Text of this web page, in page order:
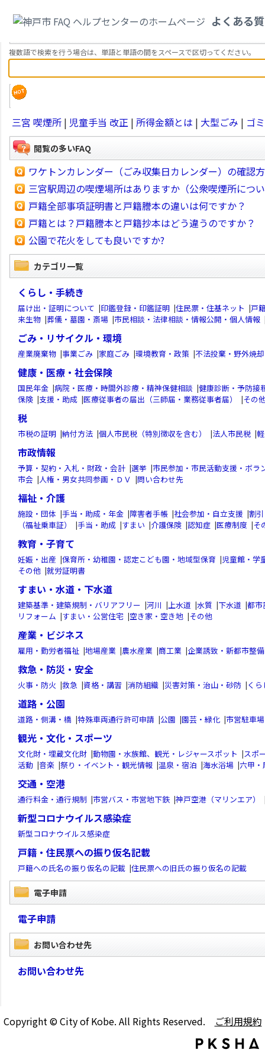
よくある
複数語で検索を行う場合は、単語と単語の間をスペースで区切ってください。
三宮 喫煙所 | 児童手当 改正 | 所得金額とは | 大型ごみ | ゴミ
閲覧の多いFAQ
ワケトンカレンダー（ごみ収集日カレンダー）の確認
三宮駅周辺の喫煙場所はありますか（公衆喫煙所につ
戸籍全部事項証明書と戸籍謄本の違いは何ですか？
戸籍とは？戸籍謄本と戸籍抄本はどう違うのですか？
公園で花火をしても良いですか?
カテゴリ一覧
くらし・手続き
届け出・証明について |印鑑登録・印鑑証明 |住民票・住基ネット |戸
来生物 |葬儀・墓園・斎場 |市民相談・法律相談・情報公開・個人情報
ごみ・リサイクル・環境
産業廃棄物 |事業ごみ |家庭ごみ |環境教育・政策 |不法投棄・野外焼却
健康・医療・社会保険
国民年金 |病院・医療・時間外診療・精神保健相談 |健康診断・予防接
保険 |支援・助成 |医療従事者の届出（三師届・業務従事者届） |その
税
市税の証明 |納付方法 |個人市民税（特別徴収を含む） |法人市民税 |
市政情報
予算・契約・入札・財政・会計 |選挙 |市民参加・市民活動支援・ボラ
市会 |人権・男女共同参画・ＤＶ |問い合わせ先
福祉・介護
施設・団体 |手当・助成・年金 |障害者手帳 |社会参加・自立支援 |割
（福祉乗車証）
|手当・助成 |すまい |介護保険 |認知症 |医療制度 |そ
教育・子育て
妊娠・出産 |保育所・幼稚園・認定こども園・地域型保育 |児童館・学
その他 |就労証明書
すまい・水道・下水道
建築基準・建築規制・バリアフリー |河川 |上水道 |水質 |下水道 |都市
リフォーム |すまい・公営住宅 |空き家・空き地 |その他
産業・ビジネス
雇用・勤労者福祉 |地場産業 |農水産業 |商工業 |企業誘致・新都市整備
救急・防災・安全
火事・防火 |救急 |資格・講習 |消防組織 |災害対策・治山・砂防 |く
道路・公園
道路・側溝・橋 |特殊車両通行許可申請 |公園 |園芸・緑化 |市営駐車
観光・文化・スポーツ
文化財・埋蔵文化財 |動物園・水族館、観光・レジャースポット |スポ
活動 |音楽 |祭り・イベント・観光情報 |温泉・宿泊 |海水浴場 |六甲
交通・空港
通行料金・通行規制 |市営バス・市営地下鉄 |神戸空港（マリンエア）
新型コロナウイルス感染症
新型コロナウイルス感染症
戸籍・住民票への振り仮名記載
戸籍への氏名の振り仮名の記載 |住民票への旧氏の振り仮名の記載
電子申請
電子申請
お問い合わせ先
お問い合わせ先
Copyright © City of Kobe. All Rights Reserved. ご利用規約